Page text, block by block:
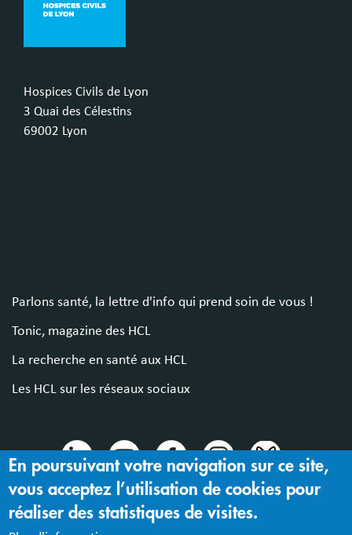
Hospices Civils de Lyon
3 Quai des Célestins
69002 Lyon
Parlons santé, la lettre d'info qui prend soin de vous !
Tonic, magazine des HCL
La recherche en santé aux HCL
Les HCL sur les réseaux sociaux
Mentions légales |
En poursuivant votre navigation sur ce site,
vous acceptez l’utilisation de cookies pour
réaliser des statistiques de visites.